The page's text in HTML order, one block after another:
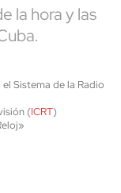
la hora y las
Sistema de la Radio
(ICRT)